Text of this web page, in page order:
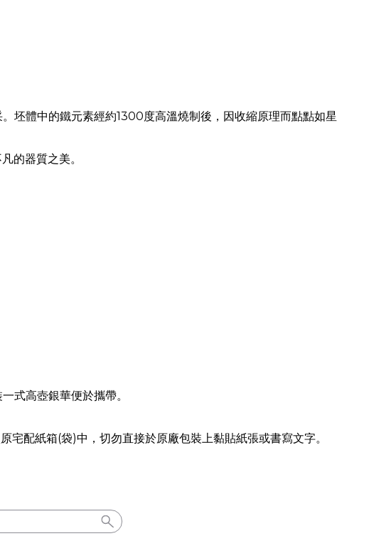
坯體中的鐵元素經約1300度高溫燒制後，因收縮原理而點點如星
的器質之美。
式高壺銀華便於攜帶。
配紙箱(袋)中，切勿直接於原廠包裝上黏貼紙張或書寫文字。